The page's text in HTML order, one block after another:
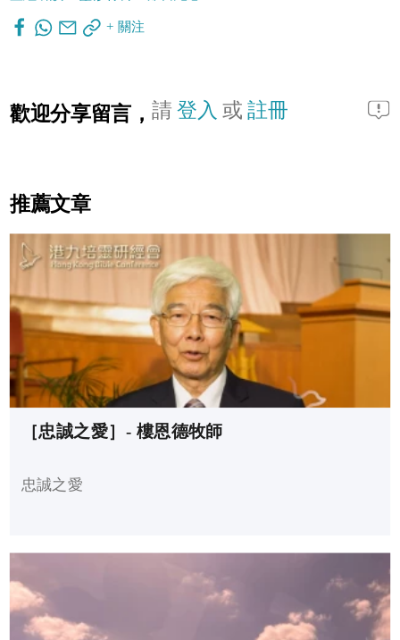
+ 關注
歡迎分享留言， 請登入 或註冊
推薦文章
［忠誠之愛］- 樓恩德牧師
忠誠之愛